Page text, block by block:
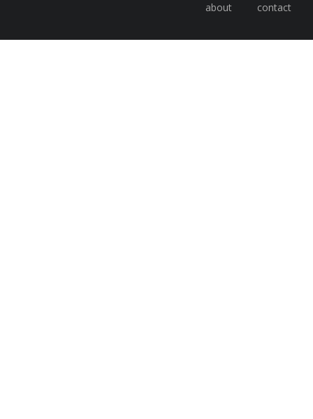
about contact